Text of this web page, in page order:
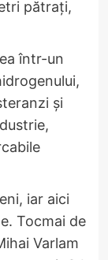
pătrați,
într-un
și
iar aici
Tocmai de
Varlam